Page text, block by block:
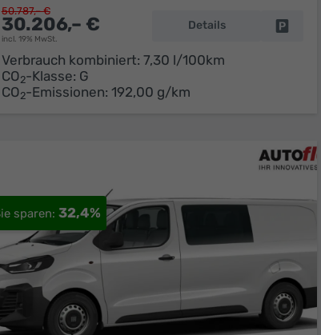
30.206,– €
incl. 19% MwSt.
50.787,– €
Details
Verbrauch kombiniert: 7,30 l/100km
CO2-Klasse: G
CO2-Emissionen: 192,00 g/km
32,4%